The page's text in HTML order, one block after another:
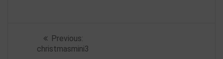
Beitragsnavigation
Previous:Previous
post:
christmasmini3